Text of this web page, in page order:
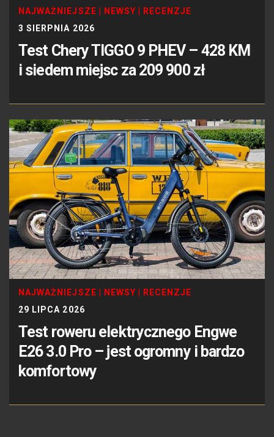
NAJWAŻNIEJSZE NEWSY
RECENZJE
3 SIERPNIA 2026
Test Chery TIGGO 9 PHEV – 428 KM
i siedem miejsc za 209 900 zł
NAJWAŻNIEJSZE | NEWSY | RECENZJE
29 LIPCA 2026
Test roweru elektrycznego Engwe
E26 3.0 Pro – jest ogromny i bardzo
komfortowy